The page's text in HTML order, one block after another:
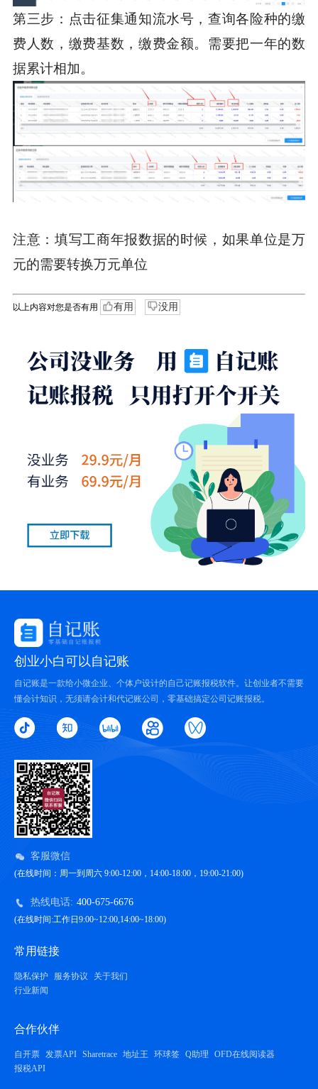
第三步：点击征集通知流水号，查询各险种的缴
费人数，缴费基数，缴费金额。需要把一年的数
据累计相加。
注意：填写工商年报数据的时候，如果单位是万
元的需要转换万元单位
以上内容对您是否有用 有用 没用
创业小白可以自记账
自记账是一款给小微企业、个体户设计的自己记账报税软件。让创业者不需要
懂会计知识，无须请会计和代记账公司，零基础搞定公司记账报税。
客服微信
(在线时间：周一到周六 9:00-12:00，14:00-18:00，19:00-21:00)
热线电话: 400-675-6676
(在线时间:工作日9:00~12:00,14:00~18:00)
常用链接
隐私保护 服务协议
关于我们
行业新闻
合作伙伴
自开票 发票API Sharetrace 地址王 环球签 Q助理
OFD在线阅读器
报税API